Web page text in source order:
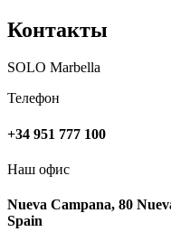
Контакты
SOLO Marbella
Телефон
+34 951 777 100
Наш офис
Nueva Campana, 80
Spain